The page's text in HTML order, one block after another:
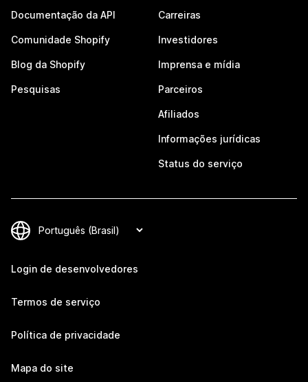
Documentação da API
Comunidade Shopify
Blog da Shopify
Pesquisas
Carreiras
Investidores
Imprensa e mídia
Parceiros
Afiliados
Informações jurídicas
Status do serviço
Login de desenvolvedores
Termos de serviço
Política de privacidade
Mapa do site